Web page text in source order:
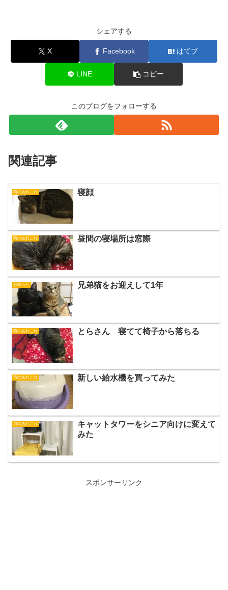
シェアする
X Facebook はてブ
LINE コピー
このブログをフォローする
関連記事
猫のあれこれ 寝顔
猫のあれこれ 昼間の寝場所は窓際
お知らせ 兄弟猫をお迎えして1年
猫のあれこれ とらさん 寝てて椅子から落ちる
猫のあれこれ 新しい給水機を買ってみた
猫のあれこれ
キャットタワーをシニア向けに変えて
みた
スポンサーリンク